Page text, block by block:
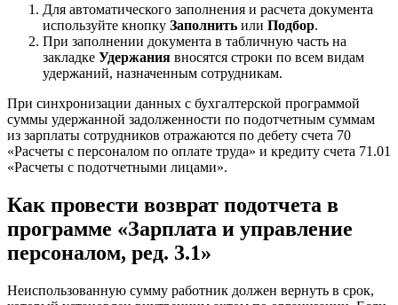
Для автоматического заполнения и расчета документа
используйте кнопку Заполнить или Подбор.
При заполнении документа в табличную часть на
закладке Удержания вносятся строки по всем видам
удержаний, назначенным сотрудникам.
При синхронизации данных с бухгалтерской программой
суммы удержанной задолженности по подотчетным суммам
из зарплаты сотрудников отражаются по дебету счета 70
«Расчеты с персоналом по оплате труда» и кредиту счета 71.01
«Расчеты с подотчетными лицами».
Как провести возврат подотчета в
программе «Зарплата и управление
персоналом, ред. 3.1»
Неиспользованную сумму работник должен вернуть в срок,